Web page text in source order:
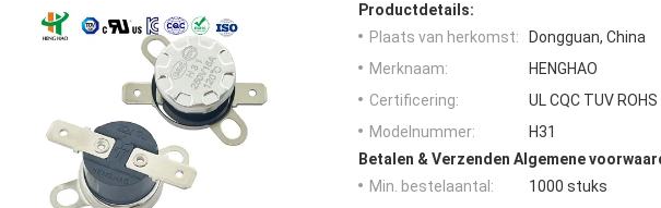
Productdetails:
Plaats van herkomst:
Dongguan, China
Merknaam:
HENGHAO
Certificering:
UL CQC TUV ROHS
Modelnummer:
H31
Betalen & Verzenden Algemene
Min. bestelaantal:
1000 stuks